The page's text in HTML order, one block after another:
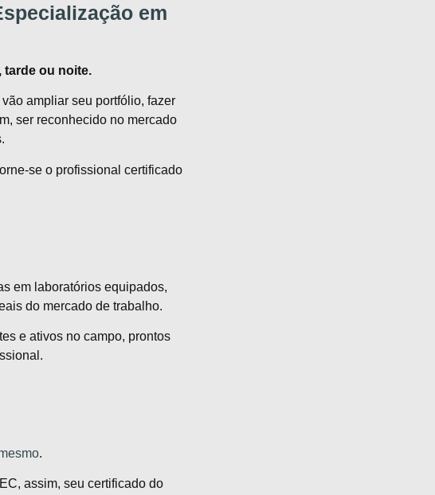
em
tarde ou noite.
ampliar seu portfólio, fazer
ser reconhecido no mercado
se o profissional certificado
em laboratórios equipados,
do mercado de trabalho.
e ativos no campo, prontos
.
assim, seu certificado do